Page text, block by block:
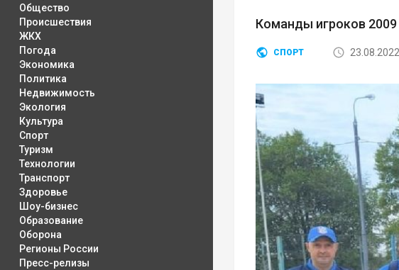
Общество
Происшествия
ЖКХ
Погода
Экономика
Политика
Недвижимость
Экология
Культура
Спорт
Туризм
Технологии
Транспорт
Здоровье
Шоу-бизнес
Образование
Оборона
Регионы России
Пресс-релизы
Команды игроков
СПОРТ